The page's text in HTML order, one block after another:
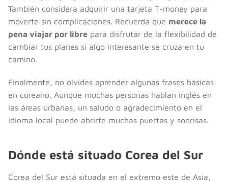
También considera adquirir una tarjeta T-money para
moverte sin complicaciones. Recuerda que merece la
pena viajar por libre para disfrutar de la flexibilidad de
cambiar tus planes si algo interesante se cruza en tu
camino.
Finalmente, no olvides aprender algunas frases básicas
en coreano. Aunque muchas personas hablan inglés en
las áreas urbanas, un saludo o agradecimiento en el
idioma local puede abrirte muchas puertas y sonrisas.
Dónde está situado Corea del Sur
Corea del Sur está situada en el extremo este de Asia,